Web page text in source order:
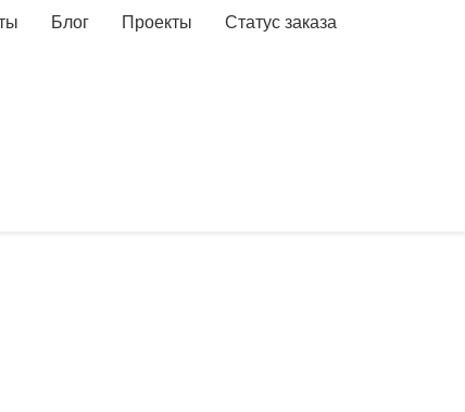
Блог Проекты Статус заказа